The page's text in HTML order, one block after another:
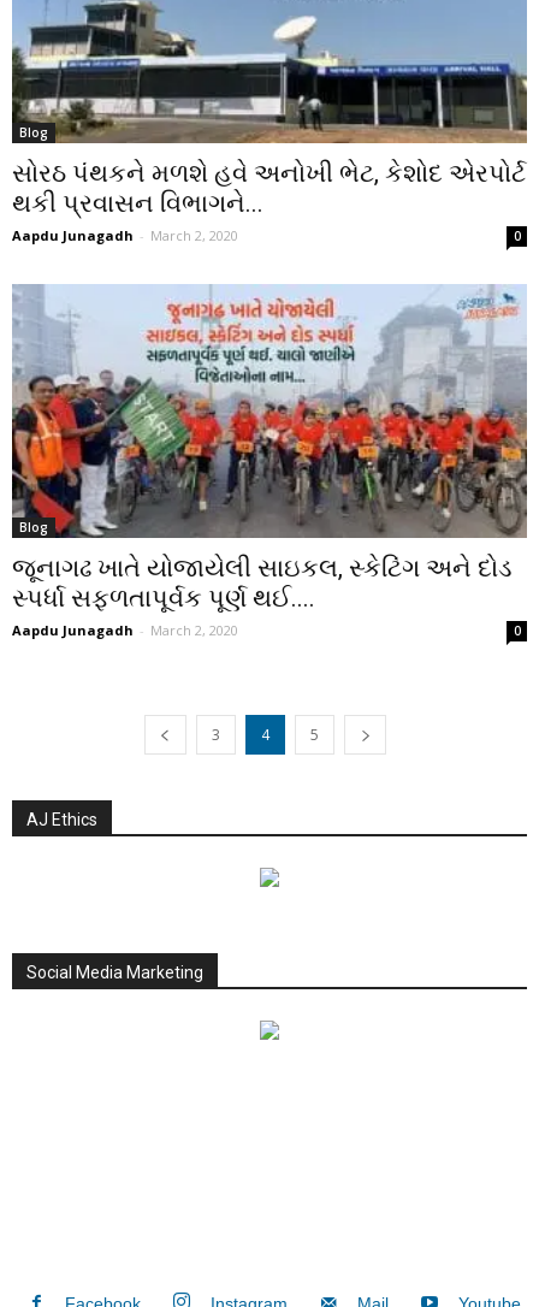
Blog
સોરઠ પંથકને મળશે હવે અનોખી ભેટ, કેશોદ એરપોર્ટ
થકી પ્રવાસન વિભાગને...
Aapdu Junagadh - March 2, 2020 0
Blog
જૂનાગઢ ખાતે યોજાયેલી સાઇકલ, સ્કેટિંગ અને દોડ
સ્પર્ધા સફળતાપૂર્વક પૂર્ણ થઈ....
Aapdu Junagadh - March 2, 2020 0
3 4 5
AJ Ethics
Social Media Marketing